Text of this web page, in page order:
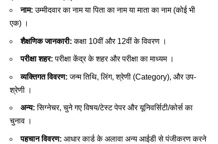
नाम: उम्मीदवार का नाम या पिता का नाम या माता का नाम (कोई भी
एक) ।
शैक्षणिक जानकारी: कक्षा 10वीं और 12वीं के विवरण ।
परीक्षा शहर: परीक्षा केंद्र के शहर और परीक्षा का माध्यम ।
व्यक्तिगत विवरण: जन्म तिथि, लिंग, श्रेणी (Category), और उप-
श्रेणी ।
अन्य: सिग्नेचर, चुने गए विषय/टेस्ट पेपर और यूनिवर्सिटी/कोर्स का
चुनाव ।
पहचान विवरण: आधार कार्ड के अलावा अन्य आईडी से पंजीकरण करने